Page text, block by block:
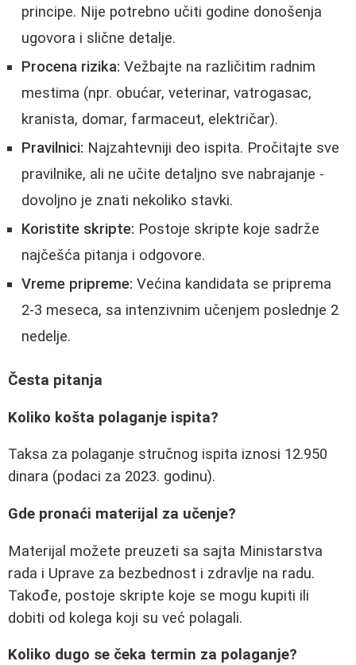
principe. Nije potrebno učiti godine donošenja
ugovora i slične detalje.
Procena rizika: Vežbajte na različitim radnim
mestima (npr. obućar, veterinar, vatrogasac,
kranista, domar, farmaceut, električar).
Pravilnici: Najzahtevniji deo ispita. Pročitajte sve
pravilnike, ali ne učite detaljno sve nabrajanje -
dovoljno je znati nekoliko stavki.
Koristite skripte: Postoje skripte koje sadrže
najčešća pitanja i odgovore.
Vreme pripreme: Većina kandidata se priprema
2-3 meseca, sa intenzivnim učenjem poslednje 2
nedelje.
Česta pitanja
Koliko košta polaganje ispita?
Taksa za polaganje stručnog ispita iznosi 12.950
dinara (podaci za 2023. godinu).
Gde pronaći materijal za učenje?
Materijal možete preuzeti sa sajta Ministarstva
rada i Uprave za bezbednost i zdravlje na radu.
Takođe, postoje skripte koje se mogu kupiti ili
dobiti od kolega koji su već polagali.
Koliko dugo se čeka termin za polaganje?